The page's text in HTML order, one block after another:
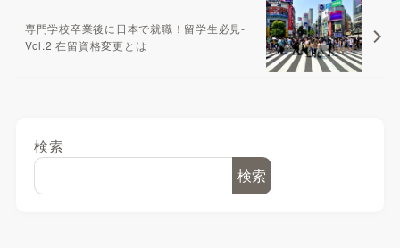
専門学校卒業後に日本で就職！留学生必見-
Vol.2 在留資格変更とは
検索
検索